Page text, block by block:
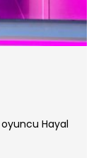
oyuncu Hayal